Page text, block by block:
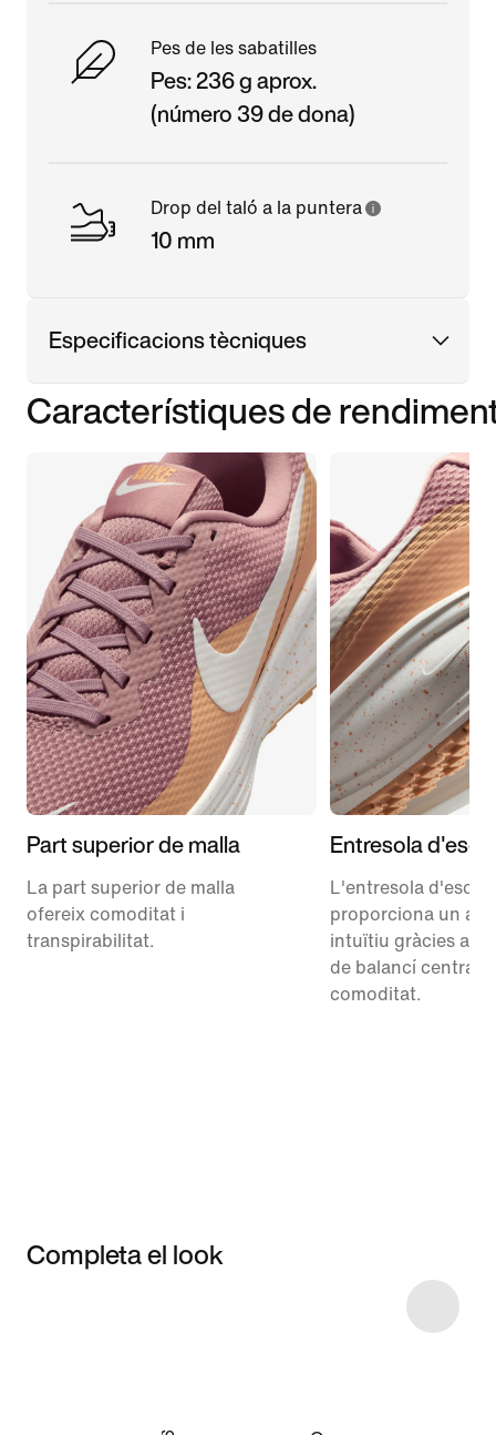
Pes de les sabatilles
Pes: 236 g aprox.
(número 39 de dona)
Drop del taló a la puntera
10 mm
Especificacions tècniques
Característiques de
Part superior de malla
La part superior de malla
ofereix comoditat i
transpirabilitat.
Entresola
L'entresola
proporciona un
intuïtiu gràcies a la
de balancí
comoditat.
Completa el look